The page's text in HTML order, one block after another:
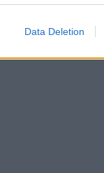
Data Deletion